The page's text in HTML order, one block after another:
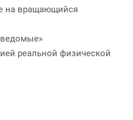
на вращающийся
реальной физической